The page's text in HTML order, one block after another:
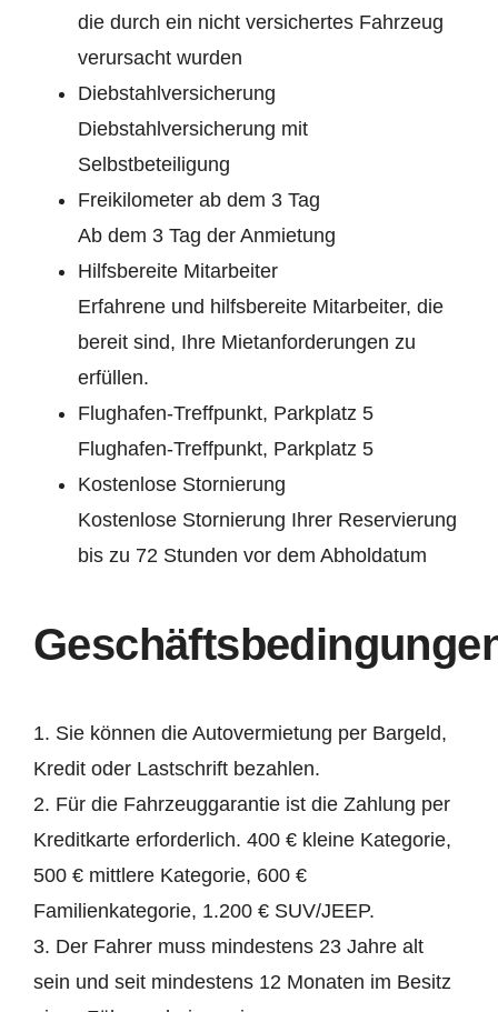
die durch ein nicht versichertes Fahrzeug
verursacht wurden
Diebstahlversicherung
Diebstahlversicherung mit
Selbstbeteiligung
Freikilometer ab dem 3 Tag
Ab dem 3 Tag der Anmietung
Hilfsbereite Mitarbeiter
Erfahrene und hilfsbereite Mitarbeiter, die
bereit sind, Ihre Mietanforderungen zu
erfüllen.
Flughafen-Treffpunkt, Parkplatz 5
Flughafen-Treffpunkt, Parkplatz 5
Kostenlose Stornierung
Kostenlose Stornierung Ihrer Reservierung
bis zu 72 Stunden vor dem Abholdatum
1. Sie können die Autovermietung per Bargeld,
Kredit oder Lastschrift bezahlen.
2. Für die Fahrzeuggarantie ist die Zahlung per
Kreditkarte erforderlich. 400 € kleine Kategorie,
500 € mittlere Kategorie, 600 €
Familienkategorie, 1.200 € SUV/JEEP.
3. Der Fahrer muss mindestens 23 Jahre alt
sein und seit mindestens 12 Monaten im Besitz